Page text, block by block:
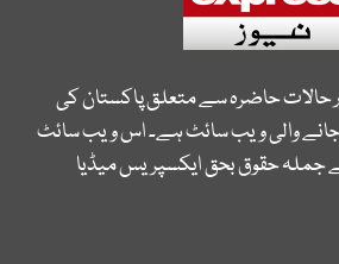
حالات حاضرہ سے متعلق پاکستان کی
والی ویب سائٹ ہے۔ اس ویب سائٹ
جملہ حقوق بحق ایکسپریس میڈیا